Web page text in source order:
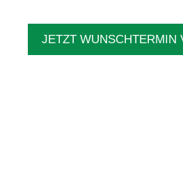
JETZT WUNSCHTERMIN